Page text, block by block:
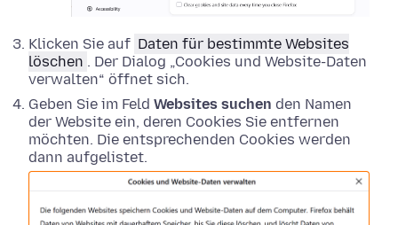
Klicken Sie auf Daten für bestimmte Websites
löschen . Der Dialog „Cookies und Website-Daten
verwalten“ öffnet sich.
Geben Sie im Feld Websites suchen den Namen
der Website ein, deren Cookies Sie entfernen
möchten. Die entsprechenden Cookies werden
dann aufgelistet.